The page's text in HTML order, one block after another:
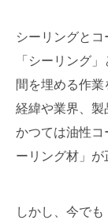
シーリングと
「シーリング
間を埋める作
経緯や業界、製
かつては油性コ
ーリング材」が
しかし、今でも